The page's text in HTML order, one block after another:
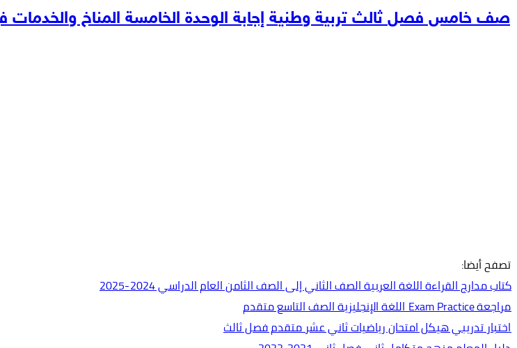
صف خامس فصل ثالث تربية وطنية إجابة الوحدة الخامسة المناخ والخدمات
تصفح أيضا:
كتاب مدارج القراءة اللغة العربية الصف الثاني إلى الصف الثامن العام الدراسي 2024-2025
مراجعة Exam Practice اللغة الإنجليزية الصف التاسع متقدم
اختبار تدريبي هيكل امتحان رياضيات ثاني عشر متقدم فصل ثالث